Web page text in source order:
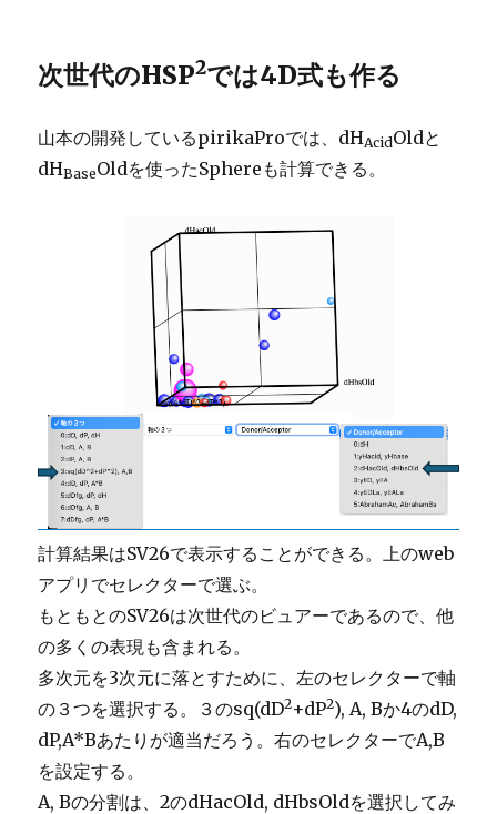
次世代のHSP2では4D式も作る
山本の開発しているpirikaProでは、dHAcidOldと
dHBaseOldを使ったSphereも計算できる。
計算結果はSV26で表示することができる。上のweb
アプリでセレクターで選ぶ。
もともとのSV26は次世代のビュアーであるので、他
の多くの表現も含まれる。
多次元を3次元に落とすために、左のセレクターで軸
の３つを選択する。３のsq(dD2+dP2), A, Bか4のdD,
dP,A*Bあたりが適当だろう。右のセレクターでA,B
を設定する。
A, Bの分割は、2のdHacOld, dHbsOldを選択してみ